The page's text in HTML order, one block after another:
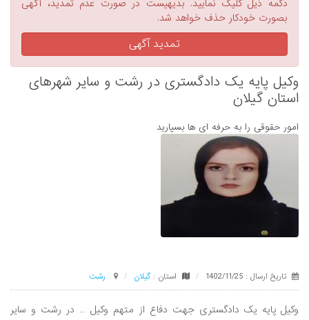
دکمه ذیل کلیک نمایید. بدیهیست در صورت عدم تمدید، آگهی
بصورت خودکار حذف خواهد شد.
تمدید آگهی
وکیل پایه یک دادگستری در رشت و سایر شهرهای
استان گیلان
امور حقوقی را به حرفه ای ها بسپارید
تاریخ ارسال : 1402/11/25 استان : گيلان رشت
وکیل پایه یک دادگستری جهت دفاع از متهم وکیل … در رشت و سایر